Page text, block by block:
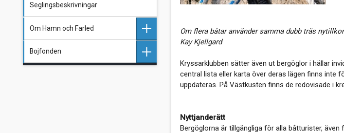
Seglingsbeskrivningar
Om Hamn och Farled
Kontakter HFN
Bojfonden
Om flera båtar använder samma dubb träs
Kay Kjellgard
Kryssarklubben sätter även ut bergöglor i hällar
central lista eller karta över deras lägen finns inte
uppdateras. På Västkusten finns de redovisade i
Nyttjanderätt
Bergöglorna är tillgängliga för alla båtturister, även